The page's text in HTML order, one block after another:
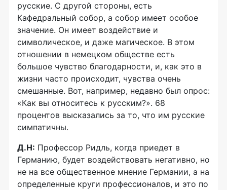
русские. С другой стороны, есть
Кафедральный собор, а собор имеет особое
значение. Он имеет воздействие и
символическое, и даже магическое. В этом
отношении в немецком обществе есть
большое чувство благодарности, и, как это в
жизни часто происходит, чувства очень
смешанные. Вот, например, недавно был опрос:
«Как вы относитесь к русским?». 68
процентов высказались за то, что им русские
симпатичны.
Д.Н: Профессор Ридль, когда приедет в
Германию, будет воздействовать негативно, но
не на все общественное мнение Германии, а на
определенные круги профессионалов, и это по